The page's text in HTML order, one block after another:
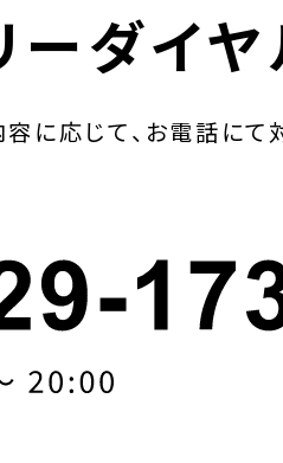
ーダイヤ
に応じて、お電話にて